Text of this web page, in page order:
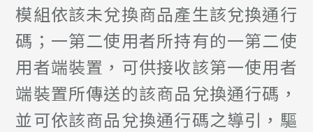
模組依該未兌換商品產生該兌換通行
碼；一第二使用者所持有的一第二使
用者端裝置，可供接收該第一使用者
端裝置所傳送的該商品兌換通行碼，
並可依該商品兌換通行碼之導引，驅